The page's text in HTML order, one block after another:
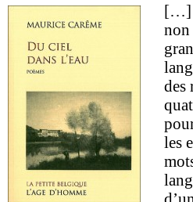
[…]
des
les